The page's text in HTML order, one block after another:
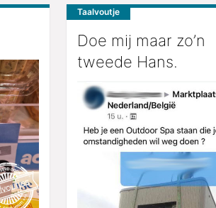
Taalvoutje
Doe mij maar zo’n
tweede Hans.